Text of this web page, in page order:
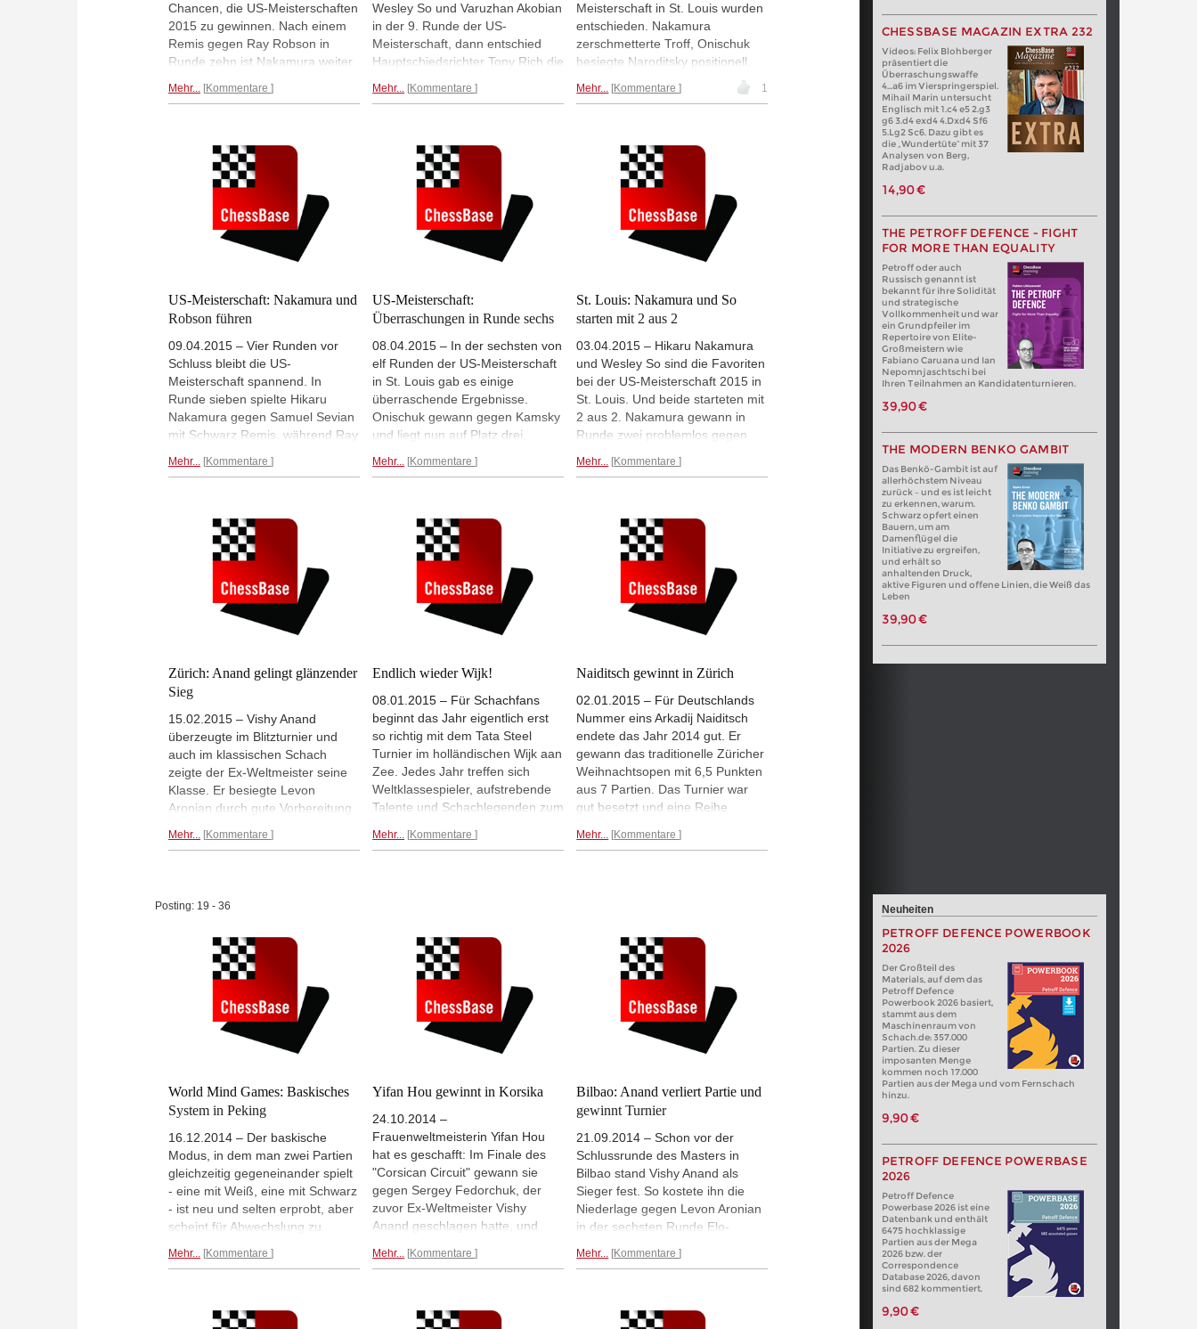
Chancen, die US-Meisterschaften
2015 zu gewinnen. Nach einem
Remis gegen Ray Robson in
Runde zehn ist Nakamura weiter
folgt mit einem halben Punkt
Frauenturnier, denn ihre Rivalin
Nemcova verlor gegen Paikidze.
Mehr... Kommentare
Wesley So und Varuzhan Akobian
in der 9. Runde der US-
Meisterschaft, dann entschied
Hauptschiedsrichter Tony Rich die
Der Grund? So hatte Notizen
worden, dass dies gegen die
Regeln verstößt, hatte die
Warnungen aber ignoriert.
Mehr... Kommentare
Meisterschaft in St. Louis wurden
entschieden. Nakamura
zerschmetterte Troff, Onischuk
besiegte Naroditsky positionell,
Gareev profitierte vom Übermut
Sevians und Holt gewann durch
Krush nur noch einen halben
Punkt hinter Nemcova.
Mehr... Kommentare 1
US-Meisterschaft: Nakamura und
Robson führen
09.04.2015 – Vier Runden vor
Schluss bleibt die US-
Meisterschaft spannend. In
Runde sieben spielte Hikaru
Nakamura gegen Samuel Sevian
mit Schwarz Remis, während Ray
konnten. Damit führen Nakamura
Wesley So. Bei den Frauen führt
Katerina Nemcova mit einem
Punkt Vorsprung.
Mehr... Kommentare
US-Meisterschaft:
Überraschungen in Runde sechs
08.04.2015 – In der sechsten von
elf Runden der US-Meisterschaft
in St. Louis gab es einige
überraschende Ergebnisse.
Onischuk gewann gegen Kamsky
und liegt nun auf Platz drei,
besiegte. Nakamura spielte
zwei liegt Robson, der Wesley So
seine zweite Niederlage zufügte.
Mehr... Kommentare
St. Louis: Nakamura und So
starten mit 2 aus 2
03.04.2015 – Hikaru Nakamura
und Wesley So sind die Favoriten
bei der US-Meisterschaft 2015 in
St. Louis. Und beide starteten mit
2 aus 2. Nakamura gewann in
Runde zwei problemlos gegen
seinem Sieg gegen Sam
schob sich Nakamura in der Live-
Weltrangliste auf Platz zwei.
Mehr... Kommentare
Zürich: Anand gelingt glänzender
Sieg
15.02.2015 – Vishy Anand
überzeugte im Blitzturnier und
auch im klassischen Schach
zeigte der Ex-Weltmeister seine
Klasse. Er besiegte Levon
Aronian durch gute Vorbereitung
Nakamura zog sich gegen
und Fabiano Caruna lieferten sich
Remis endete.Mehr...
Mehr... Kommentare
Endlich wieder Wijk!
08.01.2015 – Für Schachfans
beginnt das Jahr eigentlich erst
so richtig mit dem Tata Steel
Turnier im holländischen Wijk aan
Zee. Jedes Jahr treffen sich
Weltklassespieler, aufstrebende
Talente und Schachlegenden zum
Am Start sind unter anderem fünf
Mehr... Kommentare
Naiditsch gewinnt in Zürich
02.01.2015 – Für Deutschlands
Nummer eins Arkadij Naiditsch
endete das Jahr 2014 gut. Er
gewann das traditionelle Züricher
Weihnachtsopen mit 6,5 Punkten
aus 7 Partien. Das Turnier war
gut besetzt und eine Reihe
Welt gingen in Zürich an den
Mehr... Kommentare
CHESSBASE MAGAZIN EXTRA 232
Videos: Felix Blohberger
präsentiert die
Überraschungswaffe
4...a6 im Vierspringerspiel.
Mihail Marin untersucht
Englisch mit 1.c4 e5 2.g3
g6 3.d4 exd4 4.Dxd4 Sf6
5.Lg2 Sc6. Dazu gibt es
die „Wundertüte“ mit 37
Analysen von Berg,
Radjabov u.a.
14,90 €
THE PETROFF DEFENCE - FIGHT
FOR MORE THAN EQUALITY
Petroff oder auch
Russisch genannt ist
bekannt für ihre Solidität
und strategische
Vollkommenheit und war
ein Grundpfeiler im
Repertoire von Elite-
Großmeistern wie
Fabiano Caruana und Ian
Nepomnjaschtschi bei
Ihren Teilnahmen an Kandidatenturnieren.
39,90 €
THE MODERN BENKO GAMBIT
Das Benkö-Gambit ist auf
allerhöchstem Niveau
zurück – und es ist leicht
zu erkennen, warum.
Schwarz opfert einen
Bauern, um am
Damenflügel die
Initiative zu ergreifen,
und erhält so
anhaltenden Druck,
aktive Figuren und offene Linien, die Weiß das
Leben
39,90 €
Posting: 19 - 36
World Mind Games: Baskisches
System in Peking
16.12.2014 – Der baskische
Modus, in dem man zwei Partien
gleichzeitig gegeneinander spielt
- eine mit Weiß, eine mit Schwarz
- ist neu und selten erprobt, aber
scheint für Abwechslung zu
Gunina und Alexander Grischuk
dominiert, aber im baskischen
Mehr... Kommentare
Yifan Hou gewinnt in Korsika
24.10.2014 –
Frauenweltmeisterin Yifan Hou
hat es geschafft: Im Finale des
"Corsican Circuit" gewann sie
gegen Sergey Fedorchuk, der
zuvor Ex-Weltmeister Vishy
Anand geschlagen hatte, und
setzt die Chinesin ihre anhaltende
Nachfolge von Judit Polgar
Mehr... Kommentare
Bilbao: Anand verliert Partie und
gewinnt Turnier
21.09.2014 – Schon vor der
Schlussrunde des Masters in
Bilbao stand Vishy Anand als
Sieger fest. So kostete ihn die
Niederlage gegen Levon Aronian
in der sechsten Runde Elo-
Turniersieg. Auch die zweite
Pons kam gegen Ruslan
Mehr... Kommentare
Neuheiten
PETROFF DEFENCE POWERBOOK
2026
Der Großteil des
Materials, auf dem das
Petroff Defence
Powerbook 2026 basiert,
stammt aus dem
Maschinenraum von
Schach.de: 357.000
Partien. Zu dieser
imposanten Menge
kommen noch 17.000
Partien aus der Mega und vom Fernschach
hinzu.
9,90 €
PETROFF DEFENCE POWERBASE
2026
Petroff Defence
Powerbase 2026 ist eine
Datenbank und enthält
6475 hochklassige
Partien aus der Mega
2026 bzw. der
Correspondence
Database 2026, davon
sind 682 kommentiert.
9,90 €